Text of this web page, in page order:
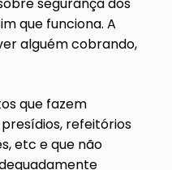
que funciona. A
alguém cobrando,
que fazem
refeitórios
etc e que não